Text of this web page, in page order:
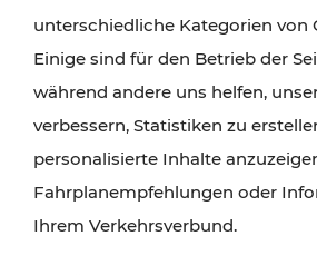
Radtouren oder purer
Attraktionen sind mit den Ticket-
Angeboten des VOR gut und
unterschiedliche Kategorien von
Einige sind für den Betrieb der
während andere uns helfen,
verbessern, Statistiken zu
personalisierte Inhalte
Fahrplanempfehlungen oder
Ihrem Verkehrsverbund.